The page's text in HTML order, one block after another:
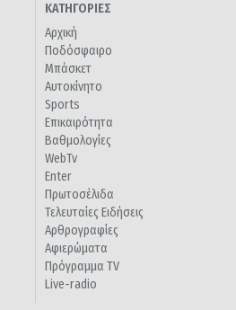
ΚΑΤΗΓΟΡΙΕΣ
Αρχική
Ποδόσφαιρο
Μπάσκετ
Αυτοκίνητο
Sports
Επικαιρότητα
Βαθμολογίες
WebTv
Enter
Πρωτοσέλιδα
Τελευταίες Ειδήσεις
Αρθρογραφίες
Αφιερώματα
Πρόγραμμα TV
Live-radio